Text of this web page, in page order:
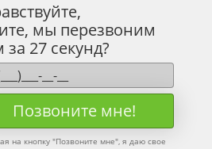
мы перезвоним
за 27 секунд?
Позвоните мне!
на кнопку "Позвоните мне", я даю свое